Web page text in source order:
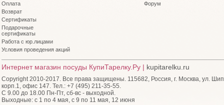
Оплата
Возврат
Сертификаты
Подарочные
сертификаты
Работа с юр.лицами
Условия проведения акций
Форум
Интернет магазин посуды КупиТарелку.Ру | kupitarelku.ru
Copyright 2010-2017. Все права защищены. 115682, Россия, г. Москва, ул.
корп.1, офис 147. Тел.: +7 (495) 211-35-55.
С 9.00 до 18.00 Пн-Пт, сб-вс - выходной.
Выходные: с 1 по 4 мая, с 9 по 11 мая, 12 июня